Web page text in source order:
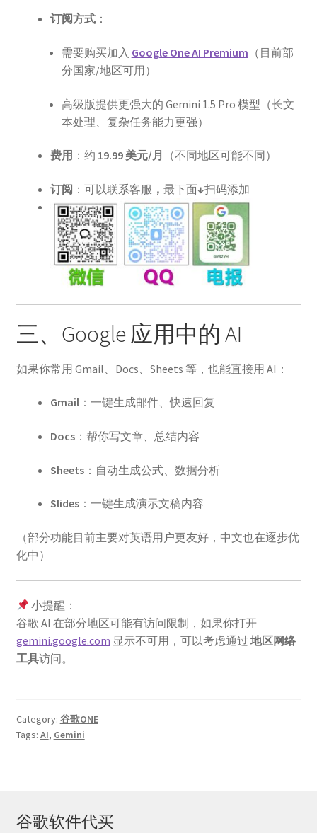
香港礼品卡
软件游戏内购
订阅方式：
需要购买加入 Google One AI Premium （目前部
分国家/地区可用）
高级版提供更强大的 Gemini 1.5 Pro 模型（长文
本处理、复杂任务能力更强）
费用 ：约 19.99 美元/月 （不同地区可能不同）
订阅 ：可以联系客服 ， 最下面↓扫码添加
三、Google 应用中的 AI
如果你常用 Gmail、Docs、Sheets 等，也能直接用 AI：
Gmail：一键生成邮件、快速回复
Docs：帮你写文章、总结内容
Sheets：自动生成公式、数据分析
Slides：一键生成演示文稿内容
（部分功能目前主要对英语用户更友好，中文也在逐步优
化中）
小提醒：
谷歌 AI 在部分地区可能有访问限制，如果你打开
gemini.google.com 显示不可用，可以考虑通过 地区网络
工具访问。
Category: 谷歌ONE
Tags: AI, Gemini
谷歌软件代买